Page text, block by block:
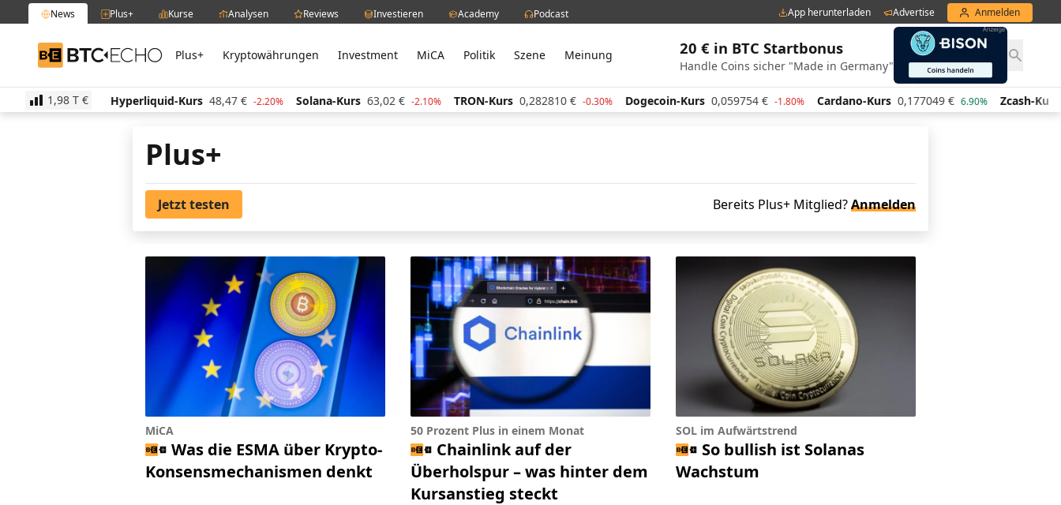
News Plus+ Kurse Analysen Reviews Investieren Academy Podcast App herunterladen Advertise Anmelden
BTC-ECHO Plus+ Kryptowährungen Investment MiCA Politik Szene Meinung 20 € in BTC Startbonus
Handle Coins sicher "Made in Germany"
1,98 T €
€ -1.30% Hyperliquid-Kurs 48,47 € -2.20% Solana-Kurs 63,02 € -2.10% TRON-Kurs 0,282810 € -0.30% Dogecoin-Kurs 0,059754 € -1.80% Cardano-Kurs 0,177049 € 6.90% Zcash-Kurs
Plus+
Jetzt testen Bereits Plus+ Mitglied?Anmelden
MiCA
Was die ESMA über Krypto-
Konsensmechanismen denkt
50 Prozent Plus in einem Monat
Chainlink auf der
Überholspur – was hinter dem
Kursanstieg steckt
SOL im Aufwärtstrend
So bullish ist Solanas
Wachstum